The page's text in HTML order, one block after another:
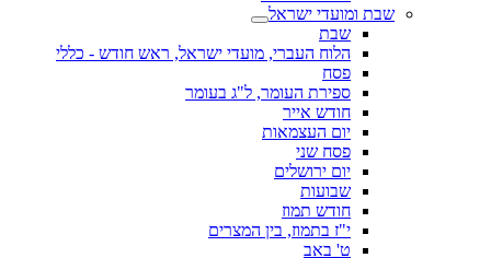
שבת ומועדי ישראל
שבת
הלוח העברי, מועדי ישראל, ראש חודש - כללי
פסח
ספירת העומר, ל"ג בעומר
חודש אייר
יום העצמאות
פסח שני
יום ירושלים
שבועות
חודש תמוז
י"ז בתמוז, בין המצרים
ט' באב